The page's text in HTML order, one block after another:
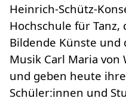
Heinrich-Schütz-
Hochschule für
Bildende Künste und
Musik Carl Maria von
und geben heute
Schüler:innen und